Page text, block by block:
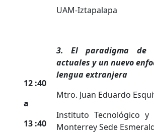
12 :40
a
13 :40
UAM-Iztapalapa
3. El paradigma de
actuales y un nuevo
lengua extranjera
Mtro. Juan Eduardo
Instituto Tecnológico y
Monterrey Sede